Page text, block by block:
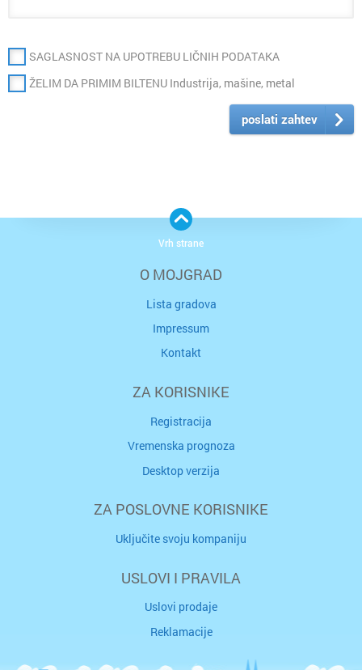
SAGLASNOST NA UPOTREBU LIČNIH PODATAKA
ŽELIM DA PRIMIM BILTENU Industrija, mašine, metal
poslati zahtev
O MOJGRAD
Lista gradova
Impressum
Kontakt
ZA KORISNIKE
Registracija
Vremenska prognoza
Desktop verzija
ZA POSLOVNE KORISNIKE
Uključite svoju kompaniju
USLOVI I PRAVILA
Uslovi prodaje
Reklamacije
Vrh strane